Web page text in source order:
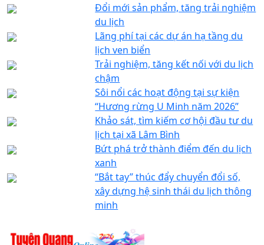
Đổi mới sản phẩm, tăng trải nghiệm
du lịch
Lãng phí tại các dự án hạ tầng du
lịch ven biển
Trải nghiệm, tăng kết nối với du lịch
chậm
Sôi nổi các hoạt động tại sự kiện
“Hương rừng U Minh năm 2026”
Khảo sát, tìm kiếm cơ hội đầu tư du
lịch tại xã Lâm Bình
Bứt phá trở thành điểm đến du lịch
xanh
“Bắt tay” thúc đẩy chuyển đổi số,
xây dựng hệ sinh thái du lịch thông
minh